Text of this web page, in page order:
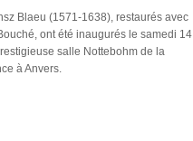
Blaeu (1571-1638), restaurés avec
ont été inaugurés le samedi 14
salle Nottebohm de la
à Anvers.